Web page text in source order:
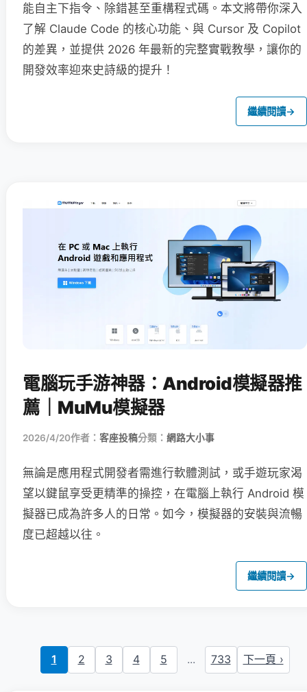
能自主下指令、除錯甚至重構程式碼。本文將帶你深入
了解 Claude Code 的核心功能、與 Cursor 及 Copilot
的差異，並提供 2026 年最新的完整實戰教學，讓你的
開發效率迎來史詩級的提升！
繼續閱讀→
電腦玩手游神器：Android模擬器推
薦｜MuMu模擬器
2026/4/20作者： 客座投稿分類： 網路大小事
無論是應用程式開發者需進行軟體測試，或手遊玩家渴
望以鍵鼠享受更精準的操控，在電腦上執行 Android 模
擬器已成為許多人的日常。如今，模擬器的安裝與流暢
度已超越以往。
繼續閱讀→
1 2 3 4 5 ... 733 下一頁 ›